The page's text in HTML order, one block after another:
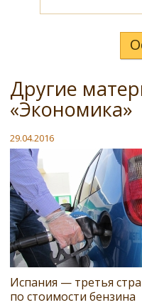
Другие
«Экономика»
29.04.2016
Испания — третья
по стоимости бензина